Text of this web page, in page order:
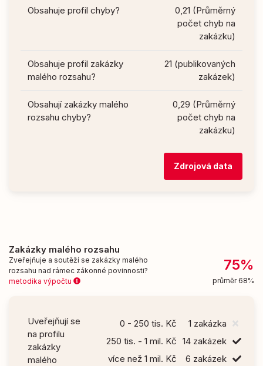
Obsahuje profil chyby?
0,21 (Průměrný
počet chyb na
zakázku)
Obsahuje profil zakázky
malého rozsahu?
21 (publikovaných
zakázek)
Obsahují zakázky malého
rozsahu chyby?
0,29 (Průměrný
počet chyb na
zakázku)
Zdrojová data
Zakázky malého rozsahu
Zveřejňuje a soutěží se zakázky malého
rozsahu nad rámec zákonné povinnosti?
metodika výpočtu
75%
průměr 68%
Uveřejňují se
na profilu
zakázky
malého
0 - 250 tis. Kč
1 zakázka
250 tis. - 1 mil. Kč 14 zakázek
více než 1 mil. Kč
6 zakázek